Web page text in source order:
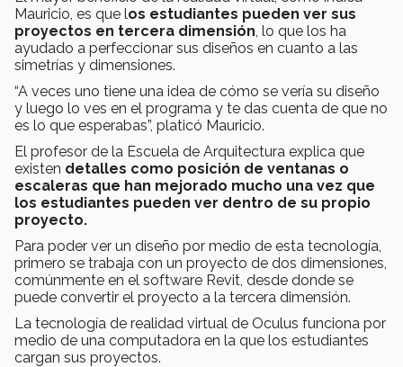
Mauricio, es que los estudiantes pueden ver sus
proyectos en tercera dimensión , lo que los ha
ayudado a perfeccionar sus diseños en cuanto a las
simetrías y dimensiones.
“A veces uno tiene una idea de cómo se vería su diseño
y luego lo ves en el programa y te das cuenta de que no
es lo que esperabas”, platicó Mauricio.
El profesor de la Escuela de Arquitectura explica que
existen detalles como posición de ventanas o
escaleras que han mejorado mucho una vez que
los estudiantes pueden ver dentro de su propio
proyecto.
Para poder ver un diseño por medio de esta tecnología,
primero se trabaja con un proyecto de dos dimensiones,
comúnmente en el software Revit, desde donde se
puede convertir el proyecto a la tercera dimensión.
La tecnología de realidad virtual de Oculus funciona por
medio de una computadora en la que los estudiantes
cargan sus proyectos.